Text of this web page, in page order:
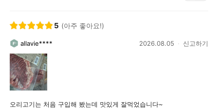
5 (아주 좋아요!)
allavie**** 2026.08.05 신고하기
오리고기는 처음 구입해 봤는데 맛있게 잘먹었습니다~